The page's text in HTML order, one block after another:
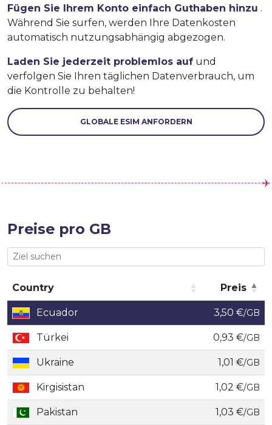
Fügen Sie Ihrem Konto einfach Guthaben hinzu .
Während Sie surfen, werden Ihre Datenkosten
automatisch nutzungsabhängig abgezogen.
Laden Sie jederzeit problemlos auf und
verfolgen Sie Ihren täglichen Datenverbrauch, um
die Kontrolle zu behalten!
GLOBALE ESIM ANFORDERN
Preise pro GB
Country
Preis
Country
Preis
Ecuador 3,50 €/GB
Türkei 0,93 €/GB
Ukraine 1,01 €/GB
Kirgisistan 1,02 €/GB
Pakistan 1,03 €/GB